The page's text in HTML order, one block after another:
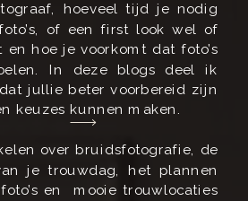
hoeveel tijd je nodig
of een first look wel of
hoe je voorkomt dat foto’s
In deze blogs deel ik
jullie beter voorbereid zijn
keuzes kunnen maken.
over bruidsfotografie, de
je trouwdag, het plannen
en mooie trouwlocaties